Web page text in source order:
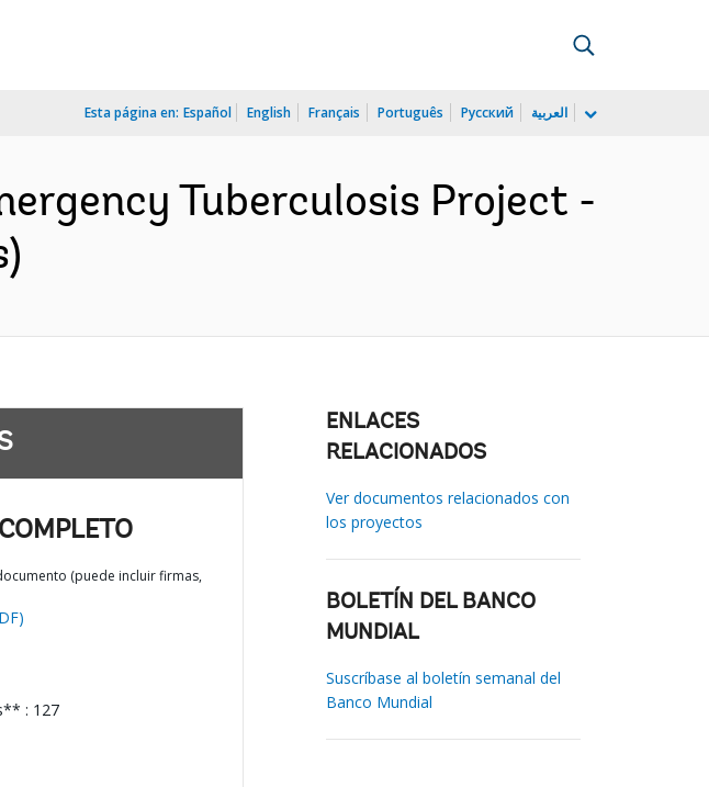
Esta página en: Español English Français Português Русский العربية
Tuberculosis Project -
(puede incluir firmas,
: 127
ENLACES
RELACIONADOS
Ver documentos relacionados con
los proyectos
BOLETÍN DEL BANCO
MUNDIAL
Suscríbase al boletín semanal del
Banco Mundial